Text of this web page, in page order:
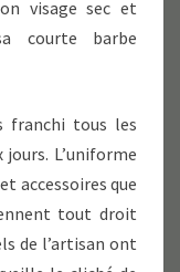
visage sec et
courte barbe
franchi tous les
jours. L’uniforme
accessoires que
tout droit
de l’artisan ont